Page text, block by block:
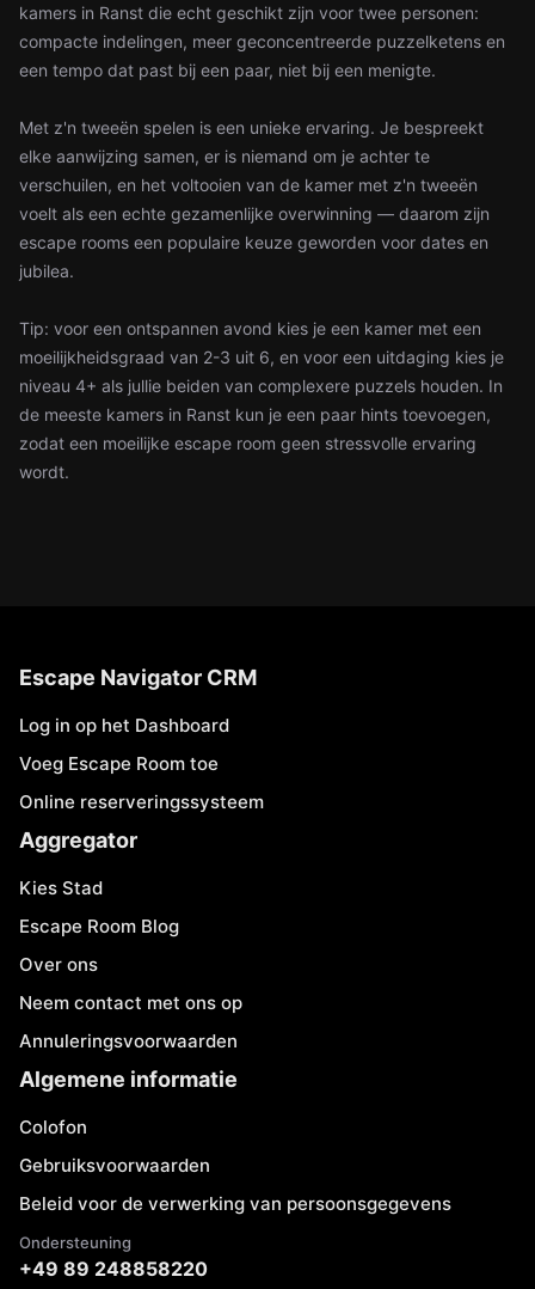
kamers in Ranst die echt geschikt zijn voor twee personen:
compacte indelingen, meer geconcentreerde puzzelketens en
een tempo dat past bij een paar, niet bij een menigte.
Met z'n tweeën spelen is een unieke ervaring. Je bespreekt
elke aanwijzing samen, er is niemand om je achter te
verschuilen, en het voltooien van de kamer met z'n tweeën
voelt als een echte gezamenlijke overwinning — daarom zijn
escape rooms een populaire keuze geworden voor dates en
jubilea.
Tip: voor een ontspannen avond kies je een kamer met een
moeilijkheidsgraad van 2-3 uit 6, en voor een uitdaging kies je
niveau 4+ als jullie beiden van complexere puzzels houden. In
de meeste kamers in Ranst kun je een paar hints toevoegen,
zodat een moeilijke escape room geen stressvolle ervaring
wordt.
Escape Navigator CRM
Log in op het Dashboard
Voeg Escape Room toe
Online reserveringssysteem
Aggregator
Kies Stad
Escape Room Blog
Over ons
Neem contact met ons op
Annuleringsvoorwaarden
Algemene informatie
Colofon
Gebruiksvoorwaarden
Beleid voor de verwerking van persoonsgegevens
Ondersteuning
+49 89 248858220